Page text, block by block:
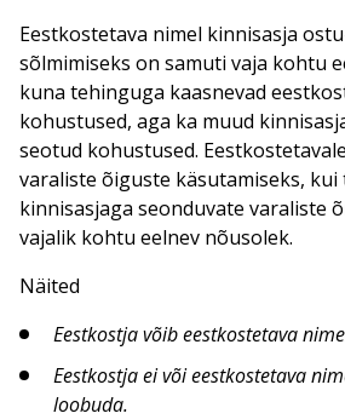
Eestkostetava nimel kinnisasja
sõlmimiseks on samuti vaja kohtu
kuna tehinguga kaasnevad
kohustused, aga ka muud
seotud kohustused.
varaliste õiguste käsutamiseks, kui
kinnisasjaga seonduvate varaliste
vajalik kohtu eelnev nõusolek.
Näited
Eestkostja võib eestkostetava
Eestkostja ei või eestkostetava
loobuda.